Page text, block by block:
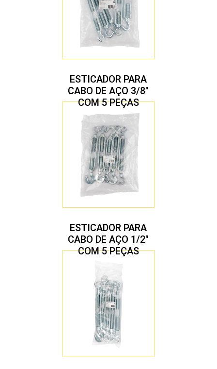
ESTICADOR PARA
CABO DE AÇO 3/8″
COM 5 PEÇAS
ESTICADOR PARA
CABO DE AÇO 1/2″
COM 5 PEÇAS